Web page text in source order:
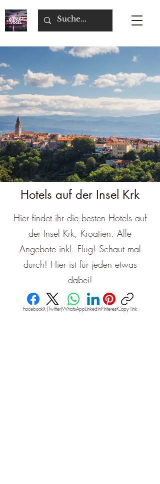
Hotels auf der Insel Krk
Hier findet ihr die besten Hotels auf
der Insel Krk, Kroatien. Alle
Angebote inkl. Flug! Schaut mal
durch! Hier ist für jeden etwas
dabei!
FacebookX (Twitter)WhatsAppLinkedInPinterestCopy link